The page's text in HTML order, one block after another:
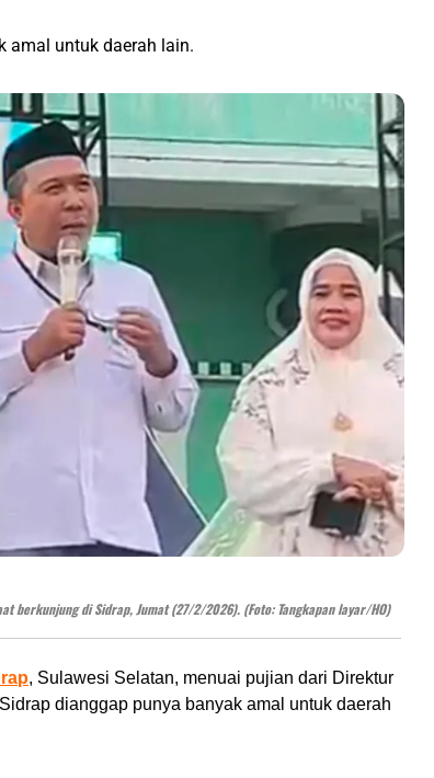
amal untuk daerah lain.
berkunjung di Sidrap, Jumat (27/2/2026). (Foto: Tangkapan layar/HO)
, Sulawesi Selatan, menuai pujian dari Direktur
dianggap punya banyak amal untuk daerah